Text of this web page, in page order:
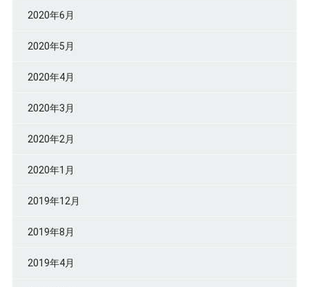
2020年6月
2020年5月
2020年4月
2020年3月
2020年2月
2020年1月
2019年12月
2019年8月
2019年4月